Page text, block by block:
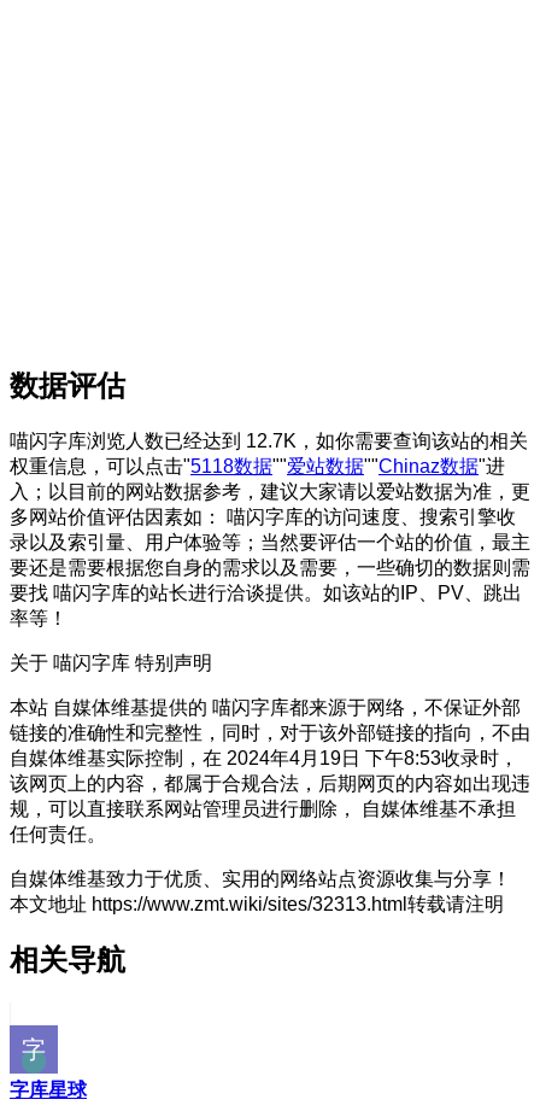
数据评估
喵闪字库浏览人数已经达到 12.7K，如你需要查询该站的相关
权重信息，可以点击"5118数据""爱站数据""Chinaz数据"进
入；以目前的网站数据参考，建议大家请以爱站数据为准，更
多网站价值评估因素如： 喵闪字库的访问速度、搜索引擎收
录以及索引量、用户体验等；当然要评估一个站的价值，最主
要还是需要根据您自身的需求以及需要，一些确切的数据则需
要找 喵闪字库的站长进行洽谈提供。如该站的IP、PV、跳出
率等！
关于 喵闪字库 特别声明
本站 自媒体维基提供的 喵闪字库都来源于网络，不保证外部
链接的准确性和完整性，同时，对于该外部链接的指向，不由
自媒体维基实际控制，在 2024年4月19日 下午8:53收录时，
该网页上的内容，都属于合规合法，后期网页的内容如出现违
规，可以直接联系网站管理员进行删除， 自媒体维基不承担
任何责任。
自媒体维基致力于优质、实用的网络站点资源收集与分享！
本文地址 https://www.zmt.wiki/sites/32313.html转载请注明
相关导航
字库星球